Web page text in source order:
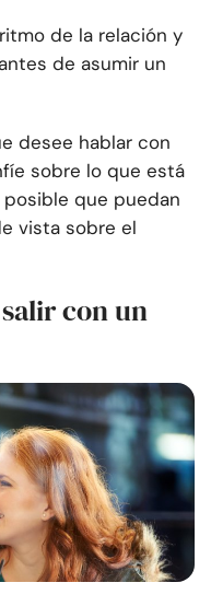
de la relación y
de asumir un
desee hablar con
sobre lo que está
que puedan
vista sobre el
con un